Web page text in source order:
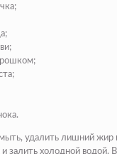
удалить лишний жир
залить холодной водой.